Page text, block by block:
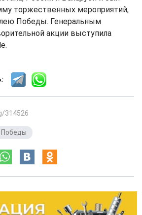
торжественных мероприятий,
Победы. Генеральным
акции выступила
314526